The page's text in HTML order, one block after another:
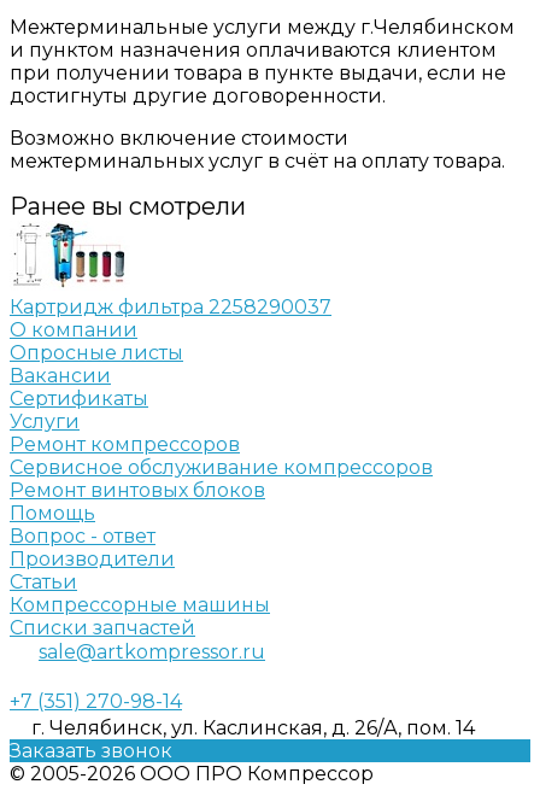
Межтерминальные услуги между г.Челябинском
и пунктом назначения оплачиваются клиентом
при получении товара в пункте выдачи, если не
достигнуты другие договоренности.
Возможно включение стоимости
межтерминальных услуг в счёт на оплату товара.
Ранее вы смотрели
Картридж фильтра 2258290037
О компании
Опросные листы
Вакансии
Сертификаты
Услуги
Ремонт компрессоров
Сервисное обслуживание компрессоров
Ремонт винтовых блоков
Помощь
Вопрос - ответ
Производители
Статьи
Компрессорные машины
Списки запчастей
sale@artkompressor.ru
+7 (351) 270-98-14
г. Челябинск, ул. Каслинская, д. 26/А, пом. 14
Заказать звонок
© 2005-2026 ООО ПРО Компрессор